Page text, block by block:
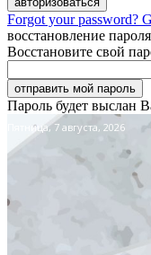
Forgot your password?
восстановление пароля
Восстановите свой
Пароль будет выслан
Пятница, 7 августа, 2026